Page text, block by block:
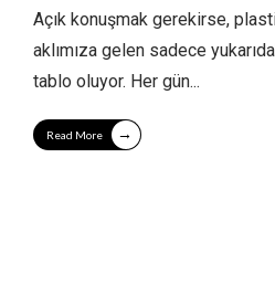
Açık konuşmak gerekirse,
aklımıza gelen sadece
tablo oluyor. Her gün...
Read More →